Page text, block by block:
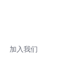
加入我们